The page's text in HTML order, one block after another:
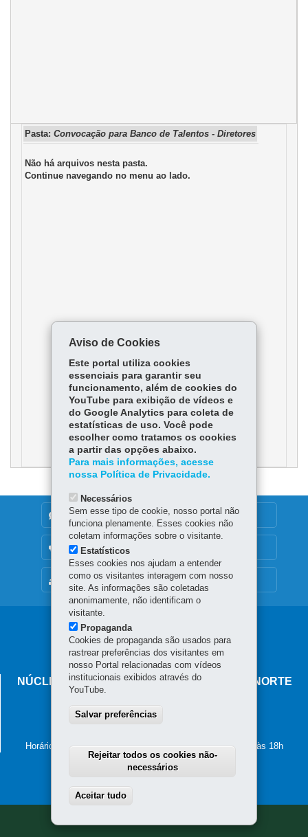
Pasta: Convocação para Banco de Talentos - Diretores
Não há arquivos nesta pasta.
Continue navegando no menu ao lado.
MAPA DO SITE
DENUNCIE CORRUPÇÃO
OUVIDORIA
Navegação
principal
NÚCLEO REGIONAL DE EDUCAÇÃO DE CIANORTE
87.201-100-Cianorte
Horário de atendimento: de segunda a sexta-feira, das 8h às 18h
Aviso de Cookies
Este portal utiliza cookies
essenciais para garantir seu
funcionamento, além de cookies do
YouTube para exibição de vídeos e
do Google Analytics para coleta de
estatísticas de uso. Você pode
escolher como tratamos os cookies
a partir das opções abaixo.
Para mais informações, acesse
nossa Política de Privacidade.
Necessários
Sem esse tipo de cookie, nosso portal não
funciona plenamente. Esses cookies não
coletam informações sobre o visitante.
Estatísticos
Esses cookies nos ajudam a entender
como os visitantes interagem com nosso
site. As informações são coletadas
anonimamente, não identificam o
visitante.
Propaganda
Cookies de propaganda são usados para
rastrear preferências dos visitantes em
nosso Portal relacionadas com vídeos
institucionais exibidos através do
YouTube.
Salvar preferências
Rejeitar todos os cookies não-
necessários
Aceitar tudo